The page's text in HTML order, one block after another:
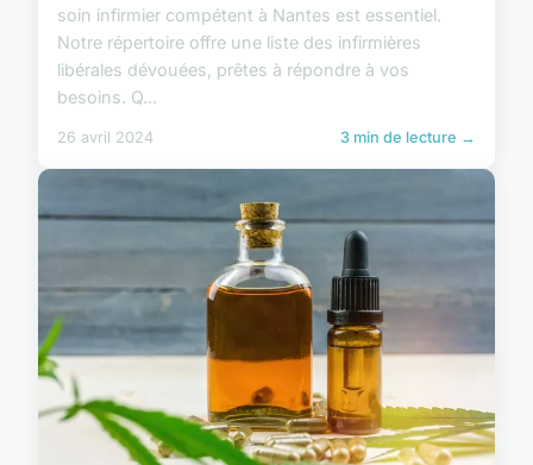
soin infirmier compétent à Nantes est essentiel.
Notre répertoire offre une liste des infirmières
libérales dévouées, prêtes à répondre à vos
besoins. Q...
26 avril 2024 3 min de lecture →